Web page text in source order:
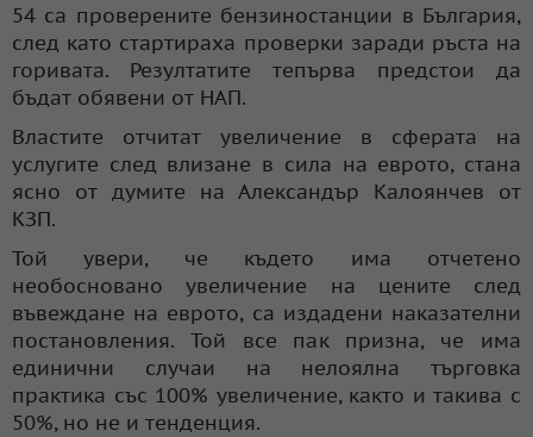
54 са проверените бензиностанции в България,
след като стартираха проверки заради ръста на
горивата. Резултатите тепърва предстои да
бъдат обявени от НАП.
Властите отчитат увеличение в сферата на
услугите след влизане в сила на еврото, стана
ясно от думите на Александър Калоянчев от
КЗП.
Той увери, че където има отчетено
необосновано увеличение на цените след
въвеждане на еврото, са издадени наказателни
постановления. Той все пак призна, че има
единични случаи на нелоялна търговка
практика със 100% увеличение, както и такива с
50%, но не и тенденция.